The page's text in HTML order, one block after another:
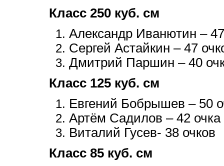
Класс 250 куб. см
Александр Иванютин –
Сергей Астайкин – 47
Дмитрий Паршин – 40
Класс 125 куб. см
Евгений Бобрышев – 50
Артём Садилов – 42 очка
Виталий Гусев- 38 очков
Класс 85 куб. см